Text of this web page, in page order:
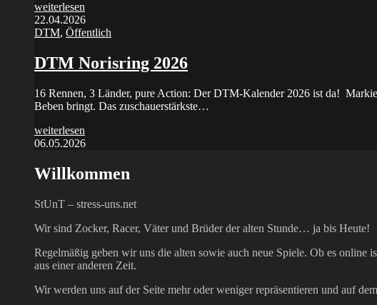
weiterlesen
22.04.2026
DTM, Öffentlich
DTM Norisring 2026
16 Rennen, 3 Länder, pure Action: Der DTM-Kalender 2026 ist da!
Beben bringt. Das zuschauerstärkste…
weiterlesen
06.05.2026
Willkommen
StUnT – stress-uns.net
Wir sind Zocker, Racer, Väter und Brüder der alten Stunde… ja bis Heute!
Regelmäßig geben wir uns die alten sowie auch neue Spiele. Ob es online
aus einer anderen Zeit.
Wir werden uns auf der Seite mehr oder weniger repräsentieren und auf